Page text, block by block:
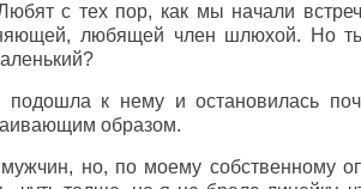
с тех пор, как мы начали
любящей член шлюхой. Но
к нему и остановилась
образом.
но, по моему собственному